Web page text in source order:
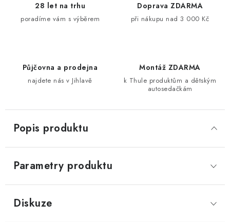
28 let na trhu
poradíme vám s výběrem
Doprava ZDARMA
při nákupu nad 3 000 Kč
Půjčovna a prodejna
najdete nás v Jihlavě
Montáž ZDARMA
k Thule produktům a dětským
autosedačkám
Popis produktu
Parametry produktu
Diskuze